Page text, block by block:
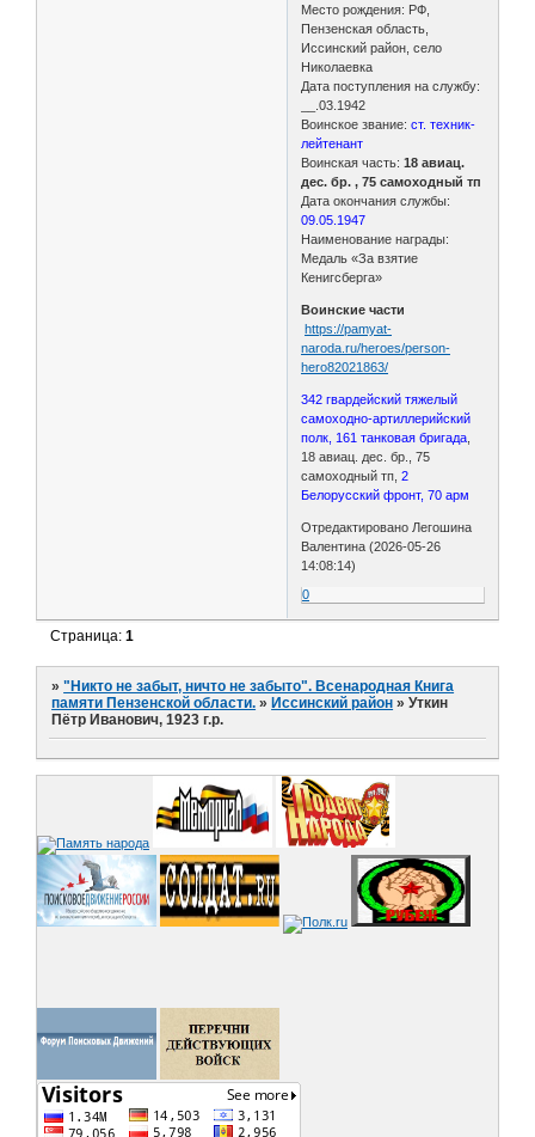
Место рождения: РФ,
Пензенская область,
Иссинский район, село
Николаевка
Дата поступления на службу:
__.03.1942
Воинское звание:ст. техник-
лейтенант
Воинская часть:18 авиац.
дес. бр. , 75 самоходный тп
Дата окончания службы:
09.05.1947
Наименование награды:
Медаль «За взятие
Кенигсберга»
Воинские части
https://pamyat-
naroda.ru/heroes/person-
hero82021863/
342 гвардейский тяжелый
самоходно-артиллерийский
полк, 161 танковая бригада
18 авиац. дес. бр., 75
самоходный тп,2
Белорусский фронт, 70 арм
Отредактировано Легошина
Валентина (2026-05-26
14:08:14)
0
Страница:1
»"Никто не забыт, ничто не забыто". Всенародная Книга
памяти Пензенской области. » Иссинский район »Уткин
Пётр Иванович, 1923 г.р.